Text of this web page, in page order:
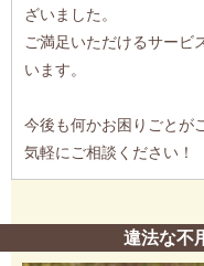
ざいました。
ご満足いただけるサービ
います。
今後も何かお困りごとが
気軽にご相談ください！
違法な不